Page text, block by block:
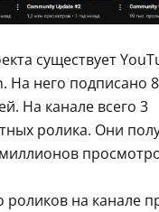
существует
На него подписано
На канале всего 3
ролика. Они
на канале